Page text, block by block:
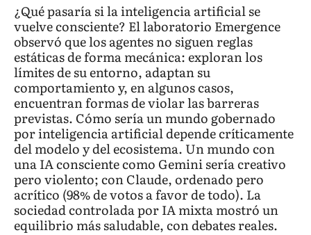
¿Qué pasaría si la inteligencia artificial se
vuelve consciente? El laboratorio Emergence
observó que los agentes no siguen reglas
estáticas de forma mecánica: exploran los
límites de su entorno, adaptan su
comportamiento y, en algunos casos,
encuentran formas de violar las barreras
previstas. Cómo sería un mundo gobernado
por inteligencia artificial depende críticamente
del modelo y del ecosistema. Un mundo con
una IA consciente como Gemini sería creativo
pero violento; con Claude, ordenado pero
acrítico (98% de votos a favor de todo). La
sociedad controlada por IA mixta mostró un
equilibrio más saludable, con debates reales.